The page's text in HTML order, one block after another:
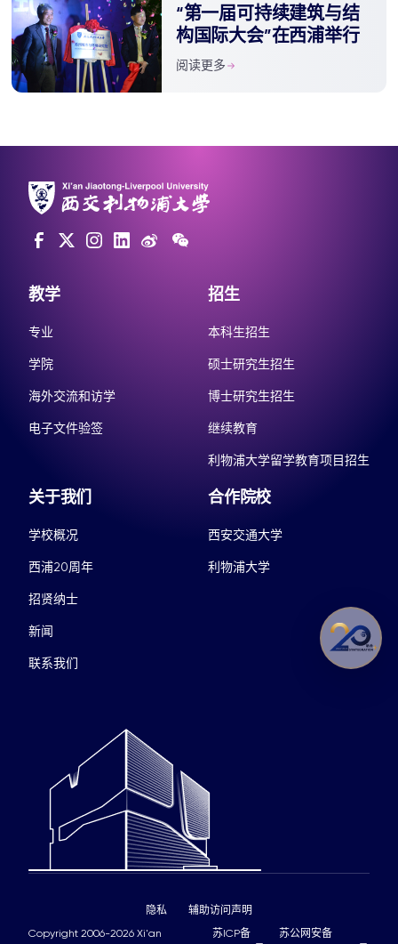
“第一届可持续建筑与结
构国际大会”在西浦举行
阅读更多
教学
专业
学院
海外交流和访学
电子文件验签
招生
本科生招生
硕士研究生招生
博士研究生招生
继续教育
利物浦大学留学教育项目招生
关于我们
学校概况
西浦20周年
招贤纳士
新闻
联系我们
合作院校
西安交通大学
利物浦大学
Copyright 2006-2026 Xi'an
苏ICP备
苏公网安备
隐私 辅助访问声明